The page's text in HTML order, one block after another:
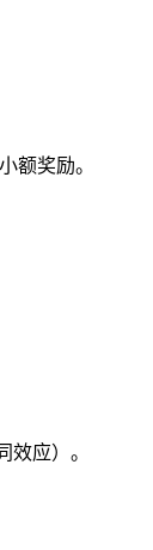
额奖励。
应）。